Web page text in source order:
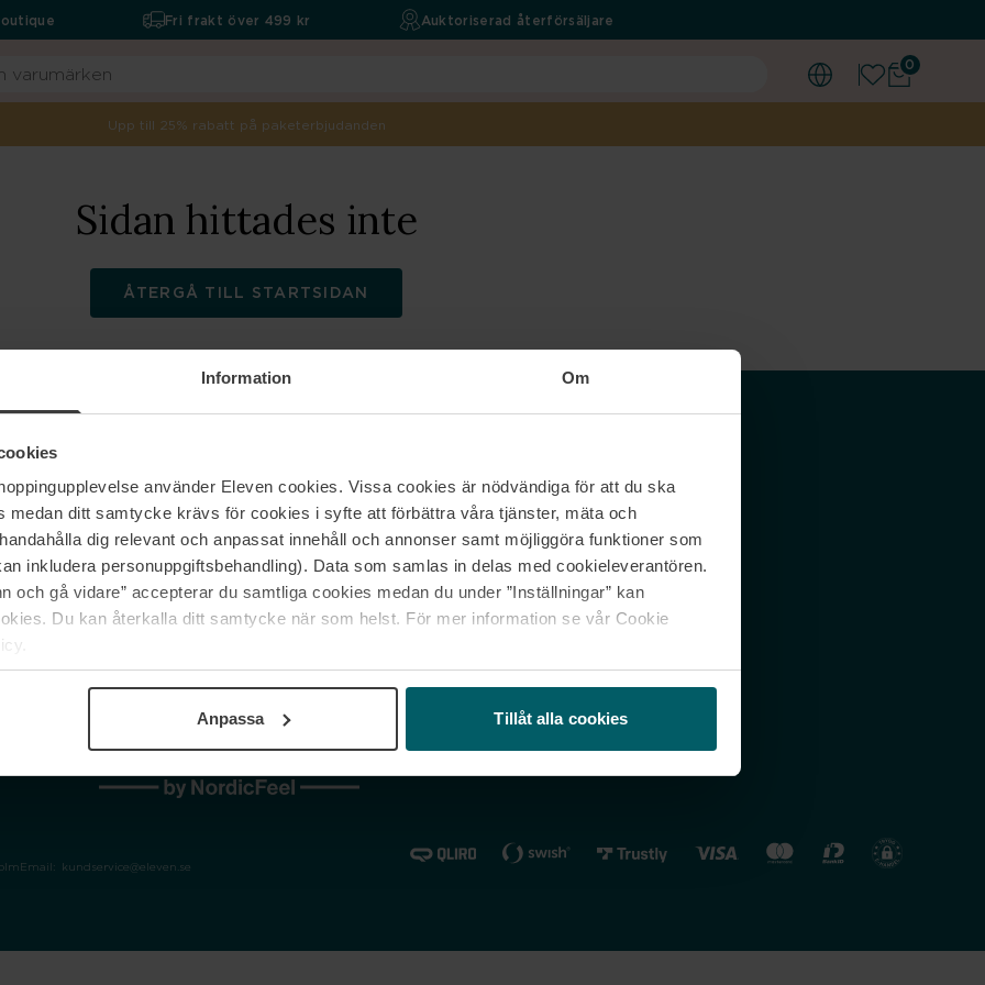
Information Om
använder Eleven cookies. Vissa cookies är nödvändiga för att du ska
medan ditt samtycke krävs för cookies i syfte att förbättra våra tjänster, mäta och
dig relevant och anpassat innehåll och annonser samt möjliggöra funktioner som
inkludera personuppgiftsbehandling). Data som samlas in delas med cookieleverantören.
och gå vidare” accepterar du samtliga cookies medan du under ”Inställningar” kan
Du kan återkalla ditt samtycke när som helst. För mer information se vår Cookie
Anpassa Tillåt alla cookies
0
Fri frakt över 499 kr Auktoriserad återförsäljare
Upp till 25% rabatt på paketerbjudanden
Sidan hittades inte
ÅTERGÅ TILL STARTSIDAN
Om oss
Jobba hos oss
Våra varumärken
Kontakta oss
Vanliga frågor & svar
Spåra min beställning
reklamationer
Nordicfeel SE
Nordicfeel FI
Nordicfeel NO
Email: kundservice@eleven.se